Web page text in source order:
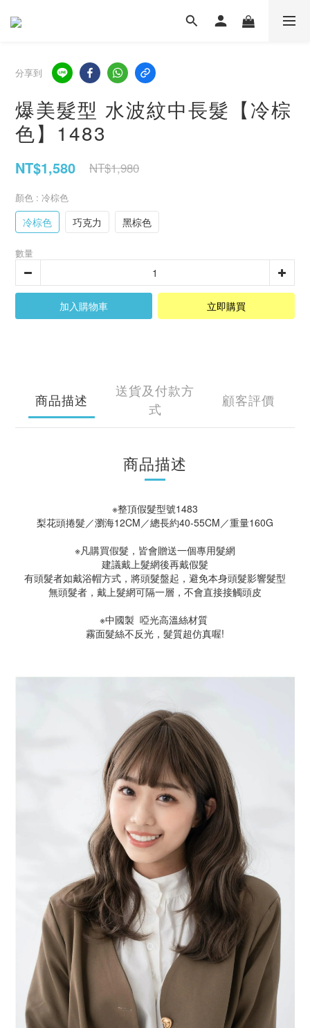
分享到
爆美髮型 水波紋中長髮【冷棕
色】1483
NT$1,580 NT$1,980
顏色 : 冷棕色
冷棕色 巧克力 黑棕色
數量
加入購物車 立即購買
商品描述
送貨及付款方
式
顧客評價
商品描述
※整頂假髮型號1483
梨花頭捲髮／瀏海12CM／總長約40-55CM／重量160G
※凡購買假髮，皆會贈送一個專用髮網
建議戴上髮網後再戴假髮
有頭髮者如戴浴帽方式，將頭髮盤起，避免本身頭髮影響髮型
無頭髮者，戴上髮網可隔一層，不會直接接觸頭皮
※中國製 啞光高溫絲材質
霧面髮絲不反光，髮質超仿真喔!